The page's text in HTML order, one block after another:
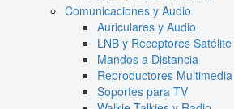
Comunicaciones y Audio
Auriculares y Audio
LNB y Receptores Satélite
Mandos a Distancia
Reproductores Multimedia
Soportes para TV